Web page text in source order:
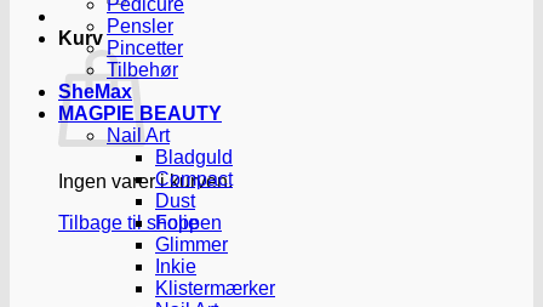
Kurv
Ingen varer i kurven.
Tilbage til shoppen
Pedicure
Pensler
Pincetter
Tilbehør
SheMax
MAGPIE BEAUTY
Nail Art
Bladguld
Compact
Dust
Folie
Glimmer
Inkie
Klistermærker